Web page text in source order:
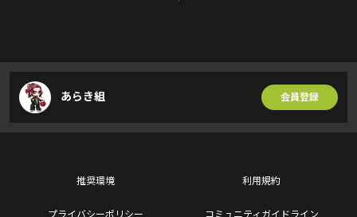
あらき組 会員登録
推奨環境 利用規約
プライバシーポリシー コミュニティガイドライン